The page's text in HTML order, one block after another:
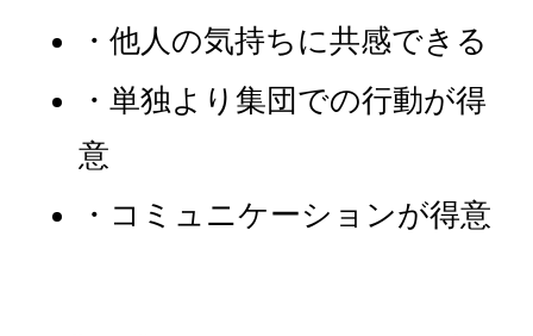
・他人の気持ちに共感できる
・単独より集団での行動が得
意
・コミュニケーションが得意